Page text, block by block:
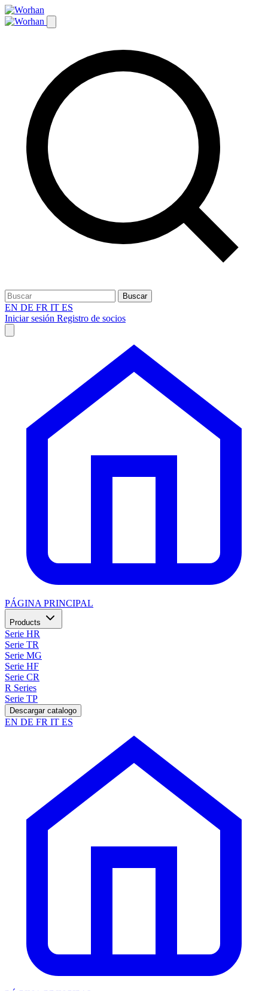
Buscar
EN DE FR IT ES
Iniciar sesión Registro de socios
PÁGINA PRINCIPAL
Products
Serie HR
Serie TR
Serie MG
Serie HF
Serie CR
R Series
Serie TP
Descargar catalogo
EN DE FR IT ES